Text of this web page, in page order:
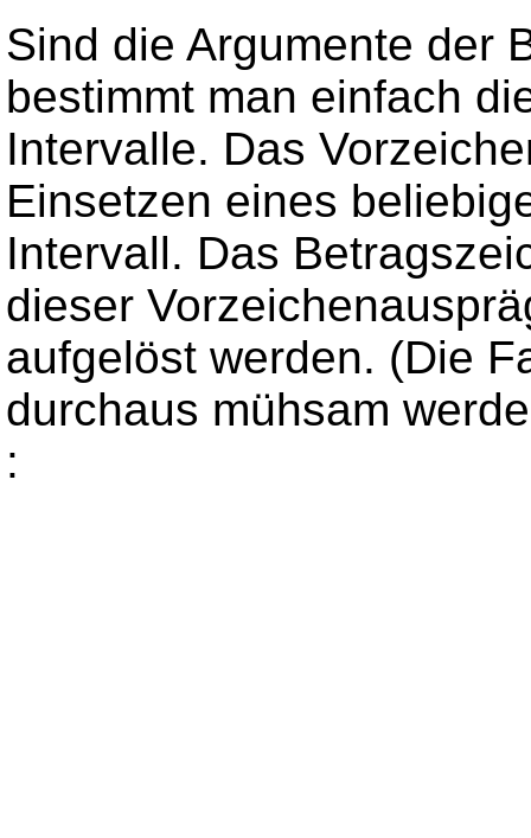
Sind die Argumente der
bestimmt man einfach
Intervalle. Das
Einsetzen eines
Intervall. Das
dieser
aufgelöst werden. (Die
durchaus mühsam
: